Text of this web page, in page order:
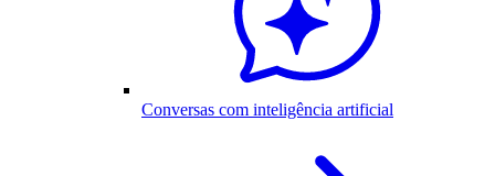
Conversas com inteligência artificial